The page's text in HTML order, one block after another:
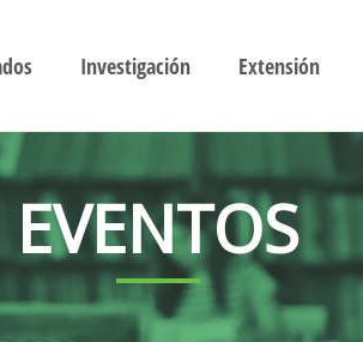
Investigación Extensión
EVENTOS